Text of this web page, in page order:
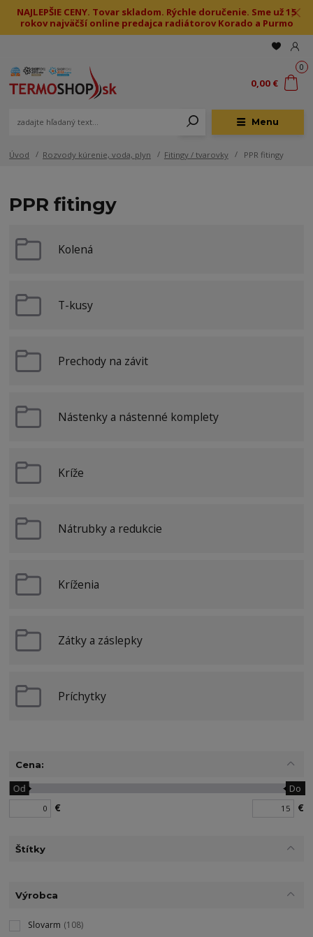
NAJLEPŠIE CENY. Tovar skladom. Rýchle doručenie. Sme už 15
rokov najväčší online predajca radiátorov Korado a Purmo
Menu
0
0,00 €
Úvod Rozvody kúrenie, voda, plyn Fitingy / tvarovky PPR fitingy
PPR fitingy
Kolená
T-kusy
Prechody na závit
Nástenky a nástenné komplety
Kríže
Nátrubky a redukcie
Kríženia
Zátky a záslepky
Príchytky
Cena:
€
Od Do
€
Štítky
Výrobca
Slovarm (108)